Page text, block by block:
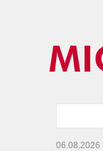
06.08.2026